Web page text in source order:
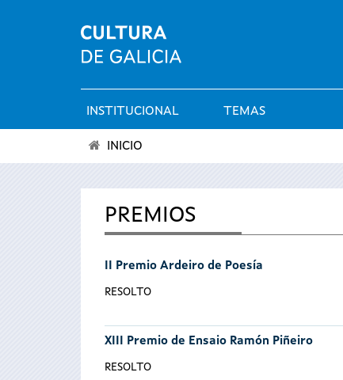
Menú
principal
INSTITUCIONAL TEMAS
está
INICIO
PREMIOS
II Premio Ardeiro de Poesía
RESOLTO
XIII Premio de Ensaio Ramón Piñeiro
RESOLTO